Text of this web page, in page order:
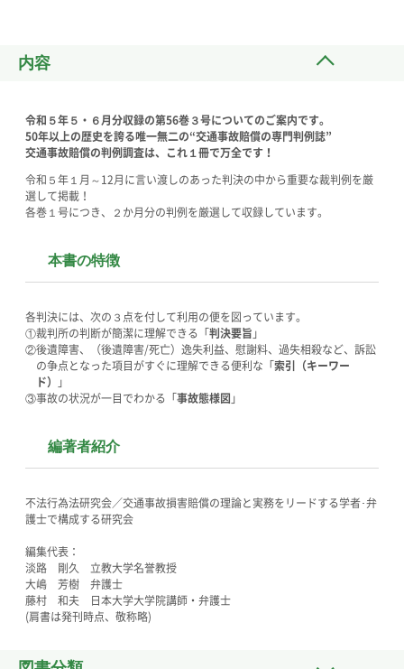
内容
令和５年５・６月分収録の第56巻３号についてのご案内です。
50年以上の歴史を誇る唯一無二の“交通事故賠償の専門判例誌”
交通事故賠償の判例調査は、これ１冊で万全です！
令和５年１月～12月に言い渡しのあった判決の中から重要な裁判例を厳
選して掲載！
各巻１号につき、２か月分の判例を厳選して収録しています。
本書の特徴
各判決には、次の３点を付して利用の便を図っています。
①裁判所の判断が簡潔に理解できる「判決要旨 」
②後遺障害、（後遺障害/死亡）逸失利益、慰謝料、過失相殺など、訴訟
の争点となった項目がすぐに理解できる便利な「索引（キーワー
ド）
」
③事故の状況が一目でわかる「事故態様図 」
編著者紹介
不法行為法研究会／交通事故損害賠償の理論と実務をリードする学者･弁
護士で構成する研究会
編集代表：
淡路 剛久 立教大学名誉教授
大嶋 芳樹 弁護士
藤村 和夫 日本大学大学院講師・弁護士
(肩書は発刊時点、敬称略)